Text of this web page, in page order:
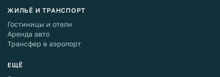
ЖИЛЬЁ И ТРАНСПОРТ
Гостиницы и отели
Аренда авто
Трансфер в аэропорт
ЕЩЁ